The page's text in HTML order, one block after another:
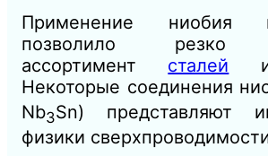
Применение ниобия
позволило резко
ассортимент сталей и
Некоторые соединения
Nb3Sn) представляют
физики